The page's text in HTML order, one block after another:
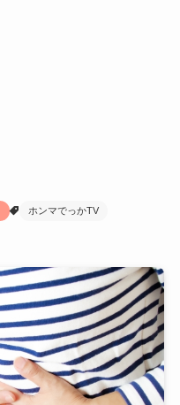
ホンマでっかTV